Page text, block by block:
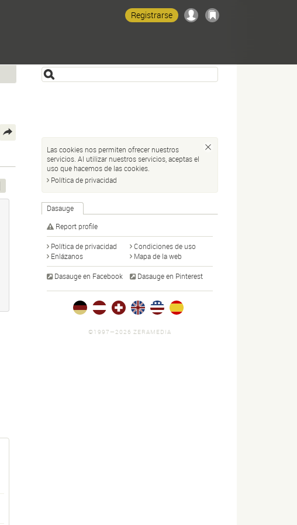
Registrarse
Las cookies nos permiten ofrecer nuestros
servicios. Al utilizar nuestros servicios, aceptas el
uso que hacemos de las cookies.
Política de privacidad
Dasauge
Report profile
Política de privacidad
Condiciones de uso
Enlázanos
Mapa de la web
Dasauge en Facebook Dasauge en Pinterest
©1997—2026 ZERAMEDIA